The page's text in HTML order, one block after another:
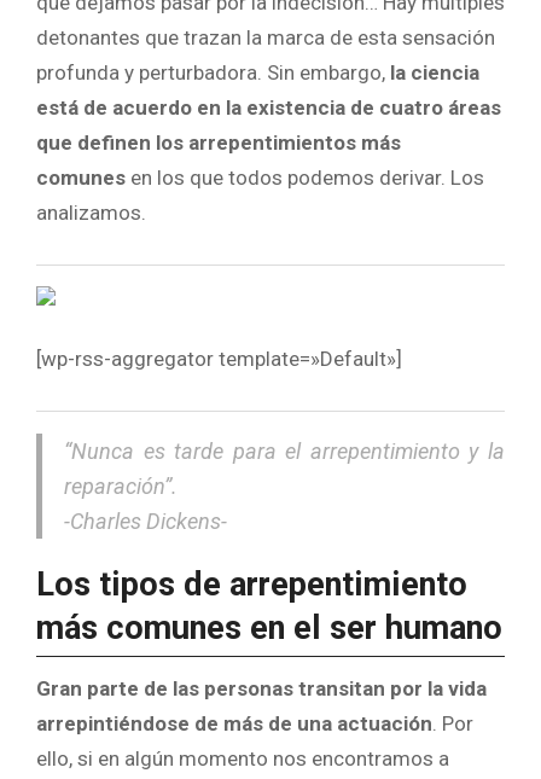
detonantes que trazan la marca de esta sensación
profunda y perturbadora. Sin embargo, la ciencia
está de acuerdo en la existencia de cuatro áreas
que definen los arrepentimientos más
comunes en los que todos podemos derivar. Los
analizamos.
[wp-rss-aggregator template=»Default»]
“Nunca es tarde para el arrepentimiento y la
reparación”.
-Charles Dickens-
Los tipos de arrepentimiento
más comunes en el ser humano
Gran parte de las personas transitan por la vida
arrepintiéndose de más de una actuación . Por
ello, si en algún momento nos encontramos a